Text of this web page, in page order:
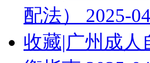
配法）
2025-
收藏|广州成人